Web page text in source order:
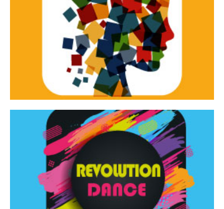
Tracce dinamiche
Tracce Dinamiche è una rassegna di teatro
d’innovazione e sperimentale.
Continua
Revolution Dance
Rassegna di danza contemporanea – I Edizione